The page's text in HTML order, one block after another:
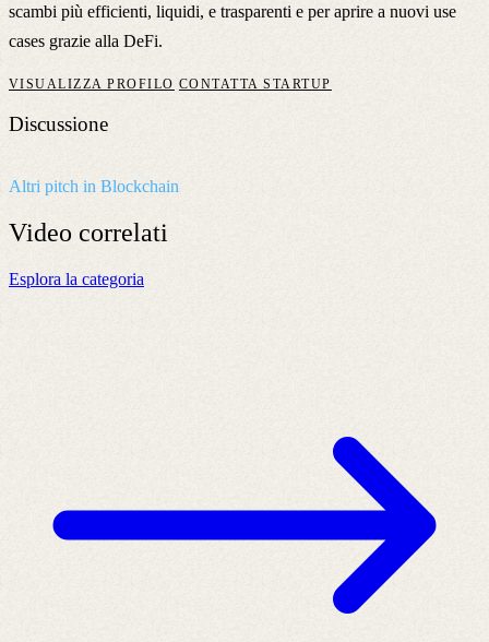
scambi più efficienti, liquidi, e trasparenti e per aprire a nuovi use
cases grazie alla DeFi.
VISUALIZZA PROFILO CONTATTA STARTUP
Discussione
Altri pitch in Blockchain
Video correlati
Esplora la categoria